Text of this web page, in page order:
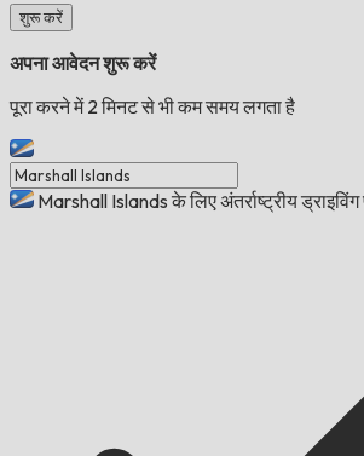
शुरू करें
अपना आवेदन शुरू करें
पूरा करने में 2 मिनट से भी कम समय लगता है
Marshall Islands के लिए अंतर्राष्ट्रीय ड्राइविंग